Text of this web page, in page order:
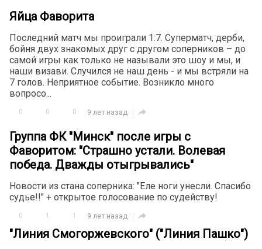
Яйца Фаворита
Последний матч мы проиграли 1:7. Суперматч, дерби,
бойня двух знакомых друг с другом соперников – до
самой игры как только не называли это шоу и мы, и
наши визави. Случился не наш день - и мы встряли на
7 голов. Неприятное событие. Возникло много
вопросо...
0 0 0 9 лет назад 
Группа ФК "Минск" после игры с
Фаворитом: "Страшно устали. Волевая
победа. Дважды отыгрывались"
Новости из стана соперника: "Еле ноги унесли. Спасибо
судье!!" + открытое голосование по судейству!
0 1 1 9 лет назад 
"Линия Смогоржевского" ("Линия Пашко")